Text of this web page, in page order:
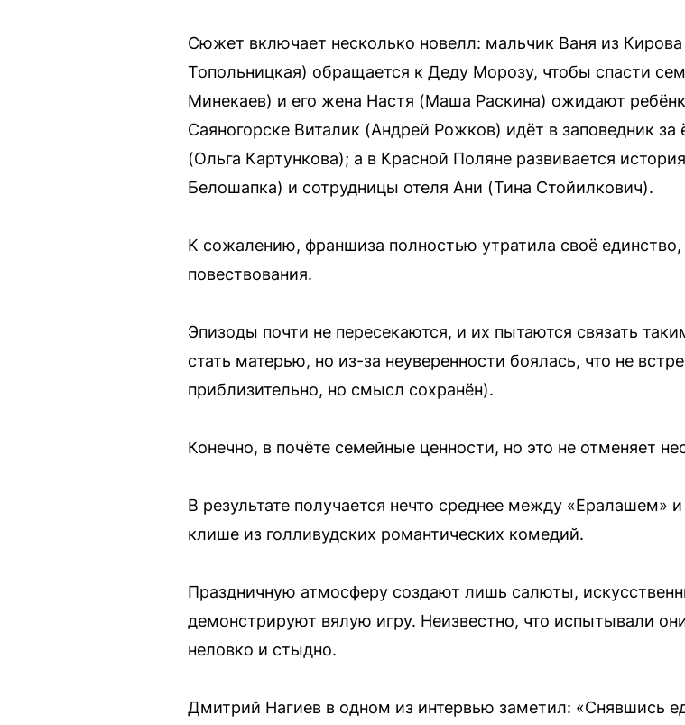
Сюжет включает несколько новелл: мальчик Ваня из
Топольницкая) обращается к Деду Морозу, чтобы спасти
Минекаев) и его жена Настя (Маша Раскина) ожидают
Саяногорске Виталик (Андрей Рожков) идёт в заповедник за
(Ольга Картункова); а в Красной Поляне развивается
Белошапка) и сотрудницы отеля Ани (Тина Стойилкович).
К сожалению, франшиза полностью утратила своё единство,
повествования.
Эпизоды почти не пересекаются, и их пытаются связать
стать матерью, но из-за неуверенности боялась, что не
приблизительно, но смысл сохранён).
Конечно, в почёте семейные ценности, но это не отменяет
В результате получается нечто среднее между
клише из голливудских романтических комедий.
Праздничную атмосферу создают лишь салюты,
демонстрируют вялую игру. Неизвестно, что испытывали
неловко и стыдно.
Дмитрий Нагиев в одном из интервью заметил: «Снявшись